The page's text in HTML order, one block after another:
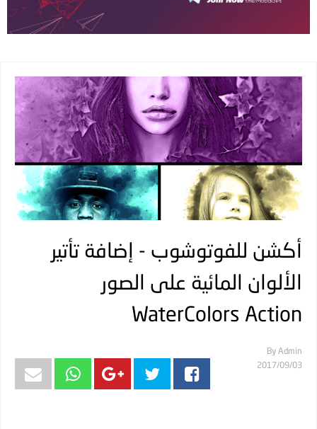
أكشن للفوتوشوب - إضافة تأتير
الألوان المائية على الصور
WaterColors Action
By Admin
03‏/09‏/2017